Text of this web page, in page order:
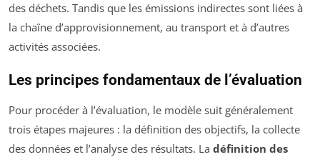
des déchets. Tandis que les émissions indirectes sont liées à
la chaîne d’approvisionnement, au transport et à d’autres
activités associées.
Les principes fondamentaux de l’évaluation
Pour procéder à l’évaluation, le modèle suit généralement
trois étapes majeures : la définition des objectifs, la collecte
des données et l’analyse des résultats. La définition des